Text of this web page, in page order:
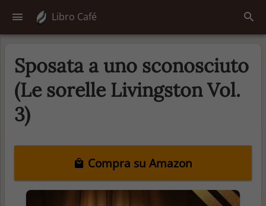
Libro Café
Sposata a uno sconosciuto
(Le sorelle Livingston Vol.
3)
Compra su Amazon